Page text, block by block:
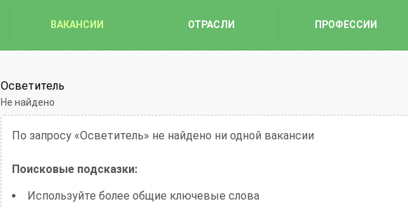
ВАКАНСИИ ОТРАСЛИ ПРОФЕССИИ
Осветитель
Не найдено
По запросу «Осветитель» не найдено ни одной вакансии
Поисковые подсказки:
Используйте более общие ключевые слова